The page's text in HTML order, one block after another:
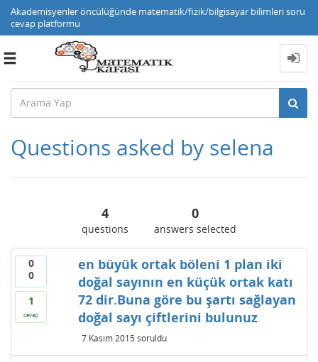
Akademisyenler öncülüğünde matematik/fizik/bilgisayar bilimleri soru
cevap platformu
Toggle
Questions asked by selena
4
questions
0
answers selected
0
0
1
cevap
en büyük ortak böleni 1 plan iki
doğal sayının en küçük ortak katı
72 dir.Buna göre bu şartı sağlayan
doğal sayı çiftlerini bulunuz
7 Kasım 2015 soruldu